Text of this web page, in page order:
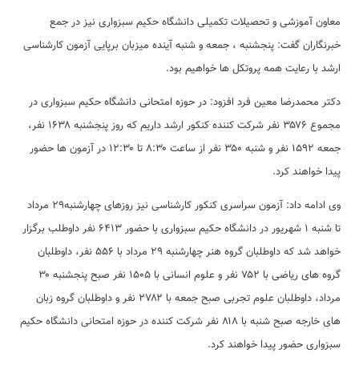
معاون آموزشی و تحصیلات تکمیلی دانشگاه حکیم سبزواری نیز در جمع
خبرنگاران گفت: پنجشنبه ، جمعه و شنبه آینده میزبان برپایی آزمون کارشناسی
ارشد با رعایت همه پروتکل ها خواهیم بود.
دکتر محمدرضا معین فرد افزود: در حوزه امتحانی دانشگاه حکیم سبزواری در
مجموع ۳۵۷۶ نفر شرکت کننده کنکور ارشد داریم که روز پنجشنبه ۱۶۳۸ نفر،
جمعه ۱۵۹۲ نفر و شنبه ۳۵۰ نفر از ساعت ۸:۳۰ تا ۱۲:۳۰ در آزمون ها حضور
پیدا خواهند کرد.
وی ادامه داد: آزمون سراسری کنکور کارشناسی نیز روزهای چهارشنبه۲۹ مرداد
تا شنبه ۱ شهریور در دانشگاه حکیم سبزواری با حضور ۶۴۱۳ نفر داوطلب برگزار
خواهد شد که داوطلبان گروه هنر چهارشنبه ۲۹ مرداد با ۵۵۶ نفر، داوطلبان
گروه های ریاضی با ۷۵۲ نفر و علوم انسانی با ۱۵۰۵ نفر صبح پنجشنبه ۳۰
مرداد، داوطلبان علوم تجربی صبح جمعه با ۲۷۸۲ نفر و داوطلبان گروه زبان
های خارجه صبح شنبه با ۸۱۸ نفر شرکت کننده در حوزه امتحانی دانشگاه حکیم
سبزواری حضور پیدا خواهند کرد.